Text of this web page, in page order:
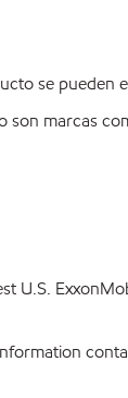
se pueden
marcas
U.S.